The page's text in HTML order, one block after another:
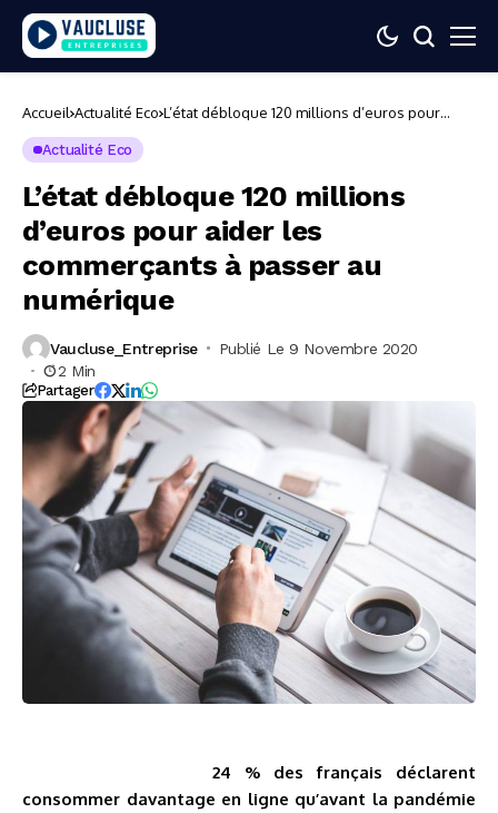
Accueil Actualité Eco L’état débloque 120 millions d’euros pour
Actualité Eco
L’état débloque 120 millions
d’euros pour aider les
commerçants à passer au
numérique
Vaucluse_Entreprise
Publié Le 9 Novembre 2020
2 Min
Partager
24 % des français déclarent
consommer davantage en ligne qu’avant la pandémie